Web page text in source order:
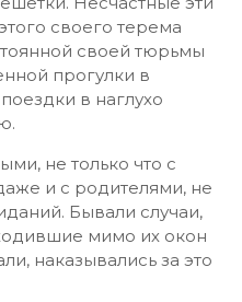
своего терема
своей тюрьмы
прогулки в
в наглухо
не только что с
и с родителями, не
Бывали случаи,
мимо их окон
наказывались за это